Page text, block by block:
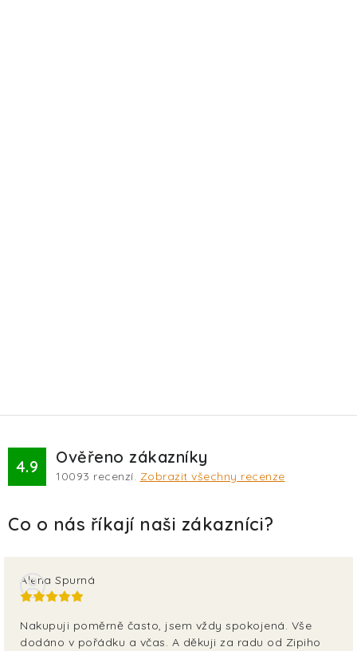
4.9 Ověřeno zákazníky
10093 recenzí. Zobrazit všechny recenze
Alena Spurná
Nakupuji poměrně často, jsem vždy spokojená. Vše
dodáno v pořádku a včas. A děkuji za radu od Zipiho